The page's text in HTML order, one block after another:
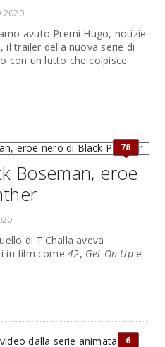
2020
avuto Premi Hugo, notizie
il trailer della nuova serie di
con un lutto che colpisce
78
Boseman, eroe
di T'Challa aveva
in film come42, Get On Upe
6